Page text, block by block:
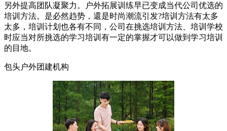
另外提高团队凝聚力。户外拓展训练早已变成当代公司优选的
培训方法。是必然趋势，還是时尚潮流引发?培训方法有太多
太多，培训计划也各有不同，公司在挑选培训方法、培训学校
时应当对所挑选的学习培训有一定的掌握才可以做到学习培训
的目地。
包头户外团建机构